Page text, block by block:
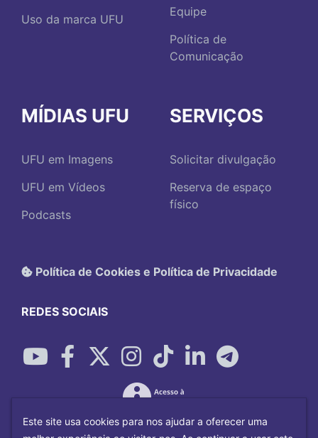
Uso da marca UFU
Equipe
Política de
Comunicação
MÍDIAS UFU
UFU em Imagens
UFU em Vídeos
Podcasts
SERVIÇOS
Solicitar divulgação
Reserva de espaço
físico
Política de Cookies e Política de Privacidade
REDES SOCIAIS
Este site usa cookies para nos ajudar a oferecer uma